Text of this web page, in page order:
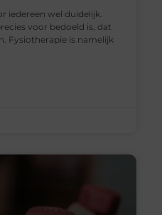
iedereen wel duidelijk.
voor bedoeld is, dat
Fysiotherapie is namelijk